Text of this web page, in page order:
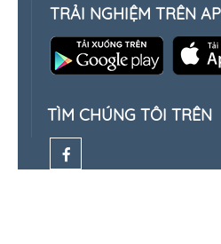
TRẢI NGHIỆM TRÊN
TÌM CHÚNG TÔI TRÊN